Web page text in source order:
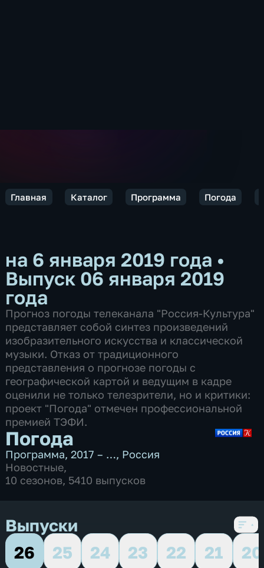
Главная Каталог Программа Погода
на 6 января 2019 года •
Выпуск 06 января 2019
года
Прогноз погоды телеканала "Россия-Культура"
представляет собой синтез произведений
изобразительного искусства и классической
музыки. Отказ от традиционного
представления о прогнозе погоды с
географической картой и ведущим в кадре
оценили не только телезрители, но и критики:
проект "Погода" отмечен профессиональной
премией ТЭФИ.
Погода
Программа,2017 – …, Россия
Новостные,
10 сезонов, 5410 выпусков
Выпуски
26
25 24 23 22 21
20